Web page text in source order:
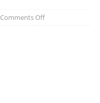
Comments Off